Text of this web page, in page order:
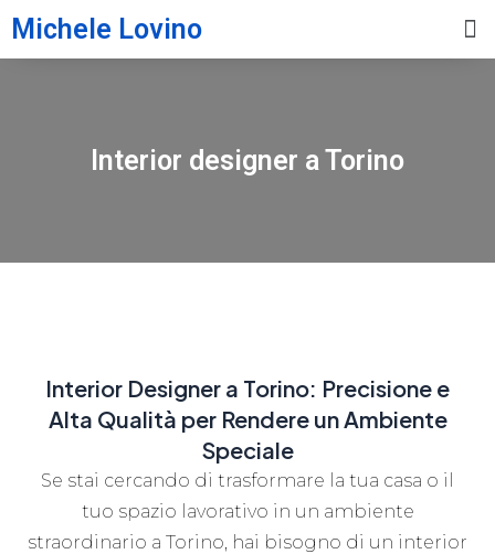
Michele Lovino
Interior designer a Torino
Interior Designer a Torino: Precisione e
Alta Qualità per Rendere un Ambiente
Speciale
Se stai cercando di trasformare la tua casa o il
tuo spazio lavorativo in un ambiente
straordinario a Torino, hai bisogno di un interior